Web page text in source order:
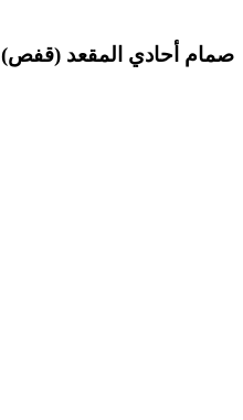
صمام أحادي المقعد (قفص)